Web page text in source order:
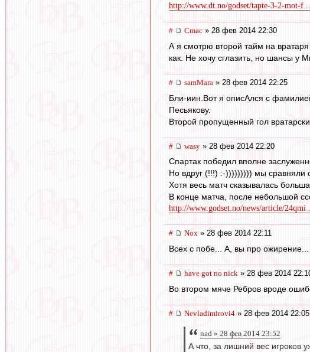
http://www.dt.no/godset/tapte-3-2-mot-f
# Cmac » 28 фев 2014 22:30
А я смотрю второй тайм на
как. Не хочу сглазить, но шансы у
# samMara » 28 фев 2014 22:25
Бли-иин.Вот я описАлся с
Песьякову.
Второй пропущенный гол
# wasy » 28 фев 2014 22:20
Спартак победил вполне
Но вдруг (!!!) :-))))))))) мы сравняли
Хотя весь матч сказывалась
В конце матча, после небольшой
http://www.godset.no/news/article/24qmi
# Nox » 28 фев 2014 22:11
Всех с побе... А, вы про ожирение...
# have got no nick » 28 фев 2014
Во втором мяче Ребров вроде
# Nevladimirovi4 » 28 фев 2014 22:05
nad » 28 фев 2014 23:52
А что, за лишний вес игроков